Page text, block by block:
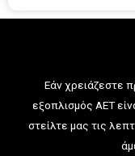
Εάν χρειάζεστε
εξοπλισμός AET
στείλτε μας τις